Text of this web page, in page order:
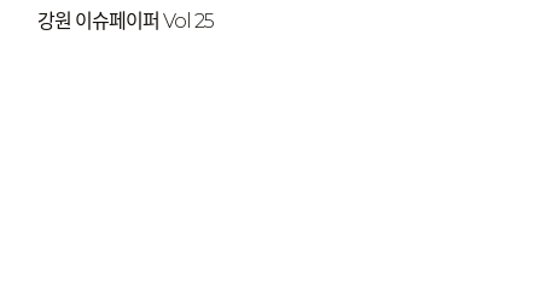
강원 이슈페이퍼 Vol 25